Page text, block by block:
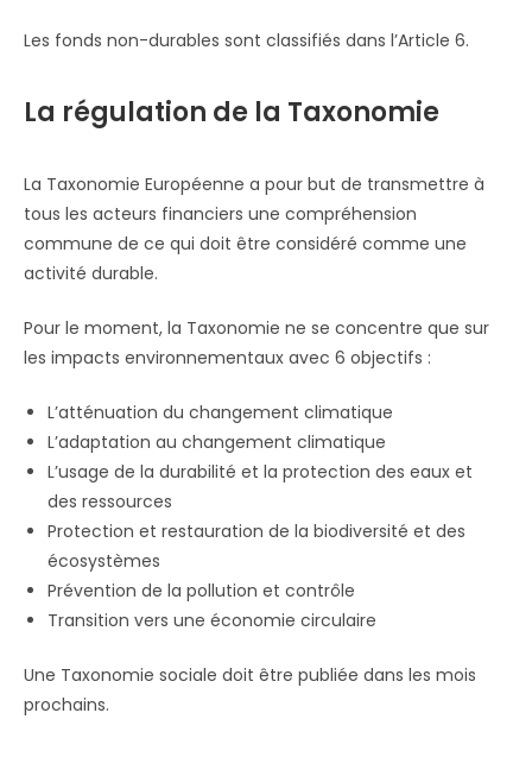
Les fonds non-durables sont classifiés dans l’Article 6.
La régulation de la Taxonomie
La Taxonomie Européenne a pour but de transmettre à
tous les acteurs financiers une compréhension
commune de ce qui doit être considéré comme une
activité durable.
Pour le moment, la Taxonomie ne se concentre que sur
les impacts environnementaux avec 6 objectifs :
L’atténuation du changement climatique
L’adaptation au changement climatique
L’usage de la durabilité et la protection des eaux et
des ressources
Protection et restauration de la biodiversité et des
écosystèmes
Prévention de la pollution et contrôle
Transition vers une économie circulaire
Une Taxonomie sociale doit être publiée dans les mois
prochains.